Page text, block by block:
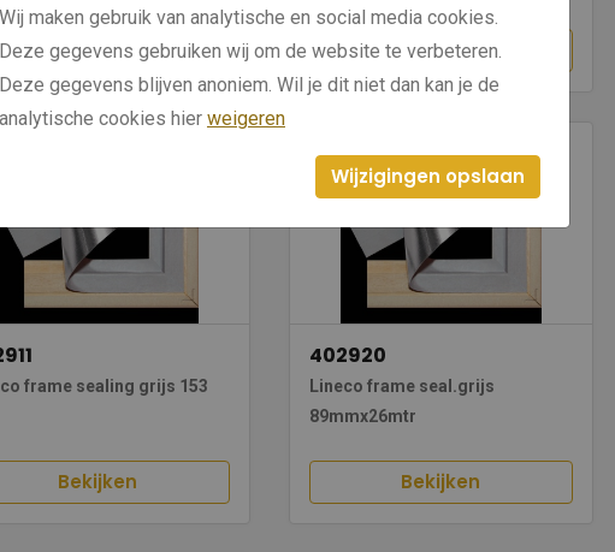
Bekijken Bekijken
frame sealing grijs 153
Bekijken
402920
Lineco frame seal.grijs
89mmx26mtr
Bekijken
Wij maken gebruik van analytische en social media cookies.
Deze gegevens gebruiken wij om de website te verbeteren.
Deze gegevens blijven anoniem. Wil je dit niet dan kan je de
analytische cookies hier weigeren
Wijzigingen opslaan